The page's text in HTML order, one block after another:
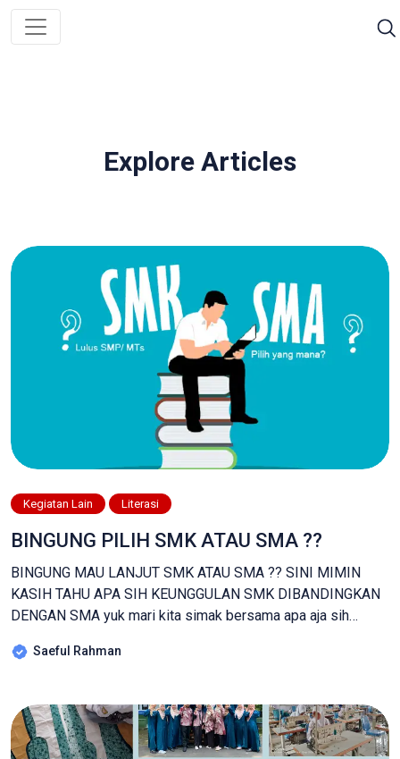
Explore Articles
Kegiatan Lain Literasi
BINGUNG PILIH SMK ATAU SMA ??
BINGUNG MAU LANJUT SMK ATAU SMA ?? SINI MIMIN
KASIH TAHU APA SIH KEUNGGULAN SMK DIBANDINGKAN
DENGAN SMA yuk mari kita simak bersama apa aja sih
pilihan ceras ? Di persimpangan jalan setelah pendidikan
melanjutkan ke Sekolah Menengah Atas (SMA) atau […]
Saeful Rahman